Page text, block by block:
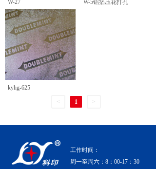
W-27 W-5铝箔压花打孔
kyhg-625
< 1 >
工作时间：
周一至周六：8：00-17：30